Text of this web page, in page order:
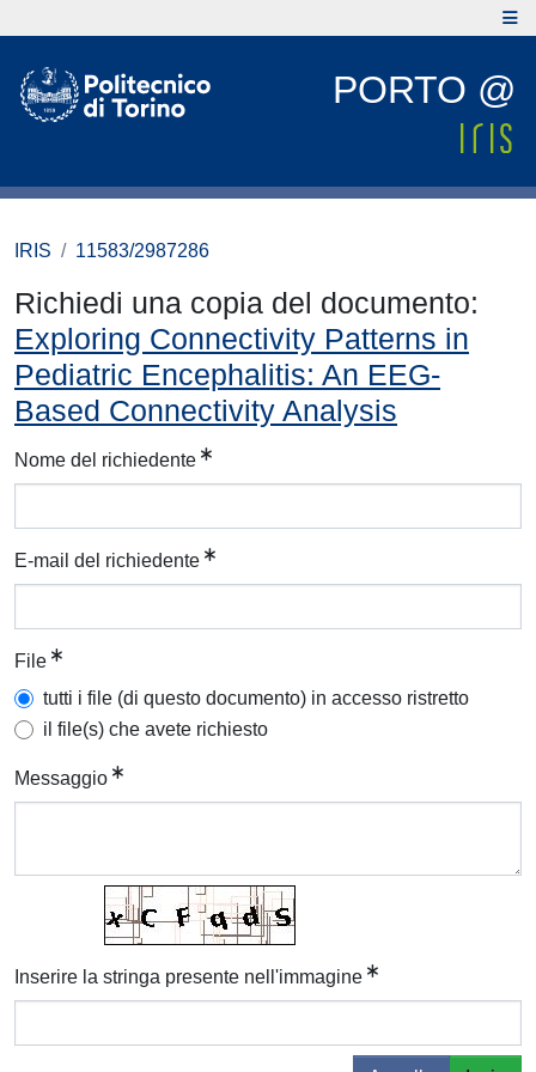
PORTO @
IRIS 11583/2987286
Richiedi una copia del documento:
Exploring Connectivity Patterns in
Pediatric Encephalitis: An EEG-
Based Connectivity Analysis
Nome del richiedente
E-mail del richiedente
File
tutti i file (di questo documento) in accesso ristretto
il file(s) che avete richiesto
Messaggio
Inserire la stringa presente nell'immagine